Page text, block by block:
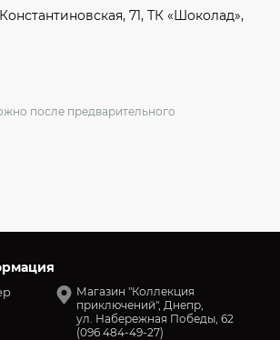
71, ТК «Шоколад»,
после предварительного
Магазин "Коллекция
приключений", Днепр,
ул. Набережная Победы, 62
(096 484-49-27)